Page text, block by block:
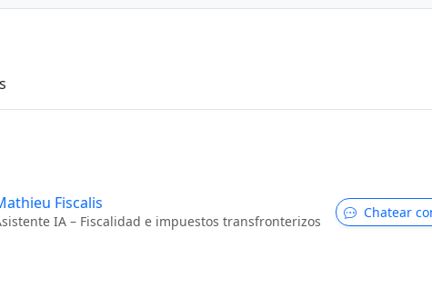
Fiscalis
IA – Fiscalidad e impuestos transfronterizos Chatear